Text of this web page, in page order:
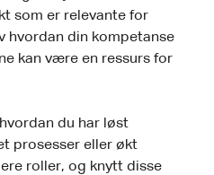
som er relevante for
hvordan din kompetanse
kan være en ressurs for
du har løst
prosesser eller økt
roller, og knytt disse